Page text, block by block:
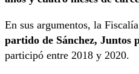
En sus argumentos, la
partido de Sánchez, Juntos
participó entre 2018 y 2020.